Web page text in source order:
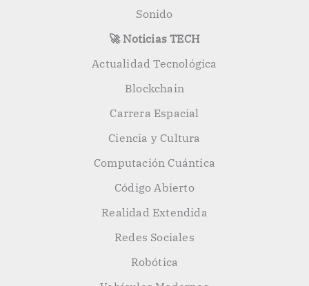
Sonido
🚀 Noticias TECH
Actualidad Tecnológica
Blockchain
Carrera Espacial
Ciencia y Cultura
Computación Cuántica
Código Abierto
Realidad Extendida
Redes Sociales
Robótica